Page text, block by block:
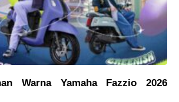
Warna Yamaha Fazzio 2026